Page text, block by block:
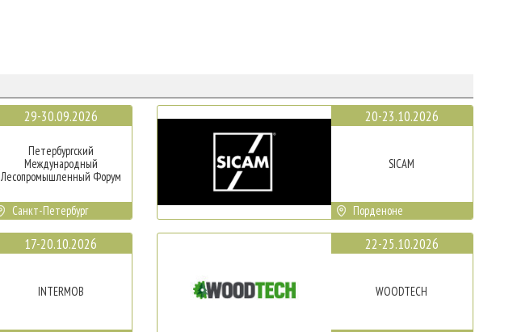
29-30.09.2026
Петербургский
Международный
Лесопромышленный Форум
Санкт-Петербург
17-20.10.2026
INTERMOB
20-23.10.2026
SICAM
Порденоне
22-25.10.2026
WOODTECH